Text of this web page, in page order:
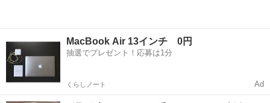
MacBook Air 13インチ 0円
抽選でプレゼント！応募は1分
くらしノート Ad